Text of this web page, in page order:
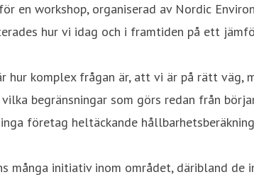
en workshop, organiserad av Nordic
hur vi idag och i framtiden på ett
hur komplex frågan är, att vi är på rätt
begränsningar som görs redan från
företag heltäckande
många initiativ inom området, däribland